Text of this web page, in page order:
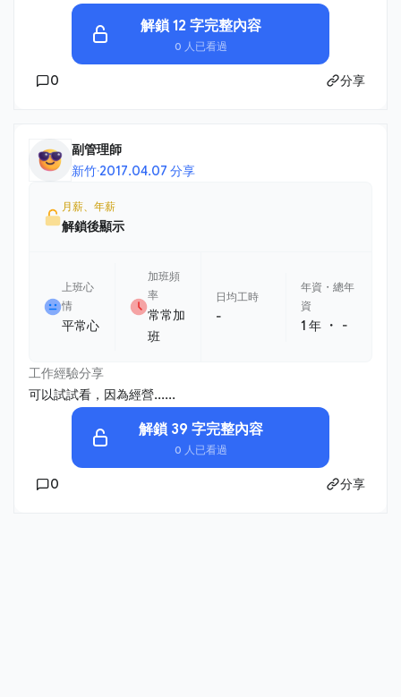
解鎖 12 字完整內容
0 人已看過
0 分享
副管理師
新竹·2017.04.07 分享
月薪、年薪
解鎖後顯示
上班心
情
平常心
加班頻
率
常常加
班
日均工時
-
年資・總年
資
1 年 ・ -
工作經驗分享
可以試試看，因為經營......
解鎖 39 字完整內容
0 人已看過
0 分享